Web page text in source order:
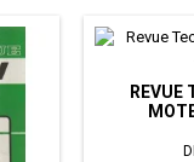
REVUE